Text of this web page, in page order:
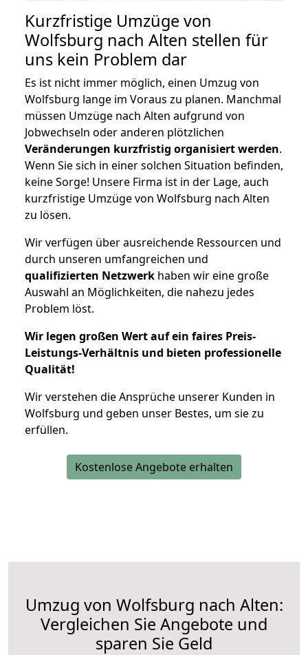
Kurzfristige Umzüge von
Wolfsburg nach Alten stellen für
uns kein Problem dar
Es ist nicht immer möglich, einen Umzug von
Wolfsburg lange im Voraus zu planen. Manchmal
müssen Umzüge nach Alten aufgrund von
Jobwechseln oder anderen plötzlichen
Veränderungen kurzfristig organisiert werden.
Wenn Sie sich in einer solchen Situation befinden,
keine Sorge! Unsere Firma ist in der Lage, auch
kurzfristige Umzüge von Wolfsburg nach Alten
zu lösen.
Wir verfügen über ausreichende Ressourcen und
durch unseren umfangreichen und
qualifizierten Netzwerk haben wir eine große
Auswahl an Möglichkeiten, die nahezu jedes
Problem löst.
Wir legen großen Wert auf ein faires Preis-
Leistungs-Verhältnis und bieten professionelle
Qualität!
Wir verstehen die Ansprüche unserer Kunden in
Wolfsburg und geben unser Bestes, um sie zu
erfüllen.
Kostenlose Angebote erhalten
Umzug von Wolfsburg nach Alten:
Vergleichen Sie Angebote und
sparen Sie Geld